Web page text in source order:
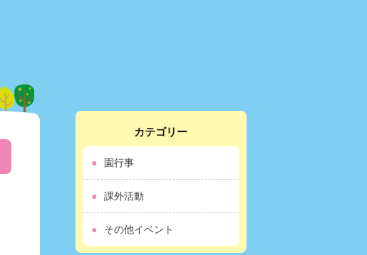
カテゴリー
園行事
課外活動
その他イベント